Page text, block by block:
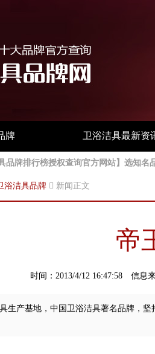
牌 卫浴洁具最新资
具品牌排行榜授权查询官方网站】选知
浴洁具品牌 新闻正文
帝
时间：2013/4/12 16:47:58 信息
生产基地，中国卫浴洁具著名品牌，坚